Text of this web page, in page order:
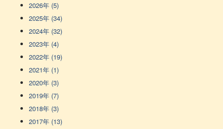
2026年 (5)
2025年 (34)
2024年 (32)
2023年 (4)
2022年 (19)
2021年 (1)
2020年 (3)
2019年 (7)
2018年 (3)
2017年 (13)